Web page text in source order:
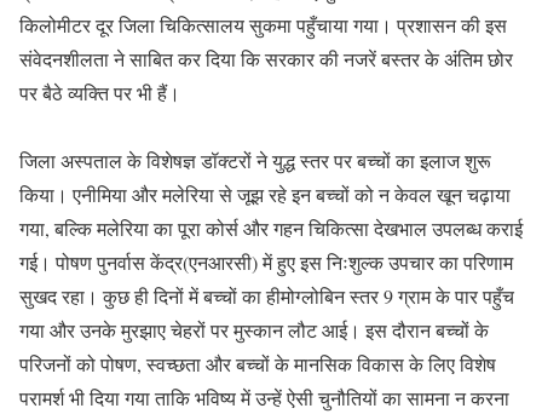
किलोमीटर दूर जिला चिकित्सालय सुकमा पहुँचाया गया। प्रशासन की इस
संवेदनशीलता ने साबित कर दिया कि सरकार की नजरें बस्तर के अंतिम छोर
पर बैठे व्यक्ति पर भी हैं।
जिला अस्पताल के विशेषज्ञ डॉक्टरों ने युद्ध स्तर पर बच्चों का इलाज शुरू
किया। एनीमिया और मलेरिया से जूझ रहे इन बच्चों को न केवल खून चढ़ाया
गया, बल्कि मलेरिया का पूरा कोर्स और गहन चिकित्सा देखभाल उपलब्ध कराई
गई। पोषण पुनर्वास केंद्र(एनआरसी) में हुए इस निःशुल्क उपचार का परिणाम
सुखद रहा। कुछ ही दिनों में बच्चों का हीमोग्लोबिन स्तर 9 ग्राम के पार पहुँच
गया और उनके मुरझाए चेहरों पर मुस्कान लौट आई। इस दौरान बच्चों के
परिजनों को पोषण, स्वच्छता और बच्चों के मानसिक विकास के लिए विशेष
परामर्श भी दिया गया ताकि भविष्य में उन्हें ऐसी चुनौतियों का सामना न करना